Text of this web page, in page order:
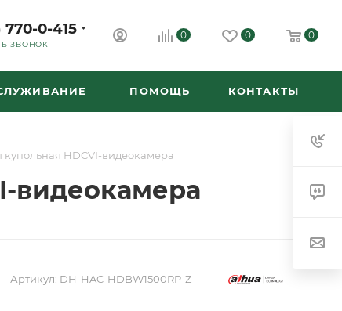
0-415
ЗВОНОК
0 0 0
ПОМОЩЬ КОНТАКТЫ
купольная HDCVI-видеокамера
видеокамера
Артикул: DH-HAC-HDBW1500RP-Z